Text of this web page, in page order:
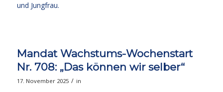
und Jungfrau.
Mandat Wachstums-Wochenstart
Nr. 708: „Das können wir selber“
17. November 2025 / in